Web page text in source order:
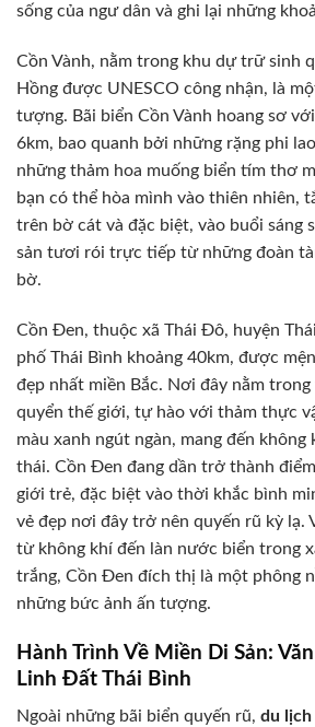
sống của ngư dân và ghi lại những
Cồn Vành, nằm trong khu dự trữ sinh
Hồng được UNESCO công nhận, là
tượng. Bãi biển Cồn Vành hoang sơ
6km, bao quanh bởi những rặng phi
những thảm hoa muống biển tím thơ
bạn có thể hòa mình vào thiên nhiên,
trên bờ cát và đặc biệt, vào buổi sáng
sản tươi rói trực tiếp từ những đoàn
bờ.
Cồn Đen, thuộc xã Thái Đô, huyện
phố Thái Bình khoảng 40km, được
đẹp nhất miền Bắc. Nơi đây nằm
quyển thế giới, tự hào với thảm thực
màu xanh ngút ngàn, mang đến
thái. Cồn Đen đang dần trở thành
giới trẻ, đặc biệt vào thời khắc bình
vẻ đẹp nơi đây trở nên quyến rũ kỳ lạ.
từ không khí đến làn nước biển trong
trắng, Cồn Đen đích thị là một phông
những bức ảnh ấn tượng.
Hành Trình Về Miền Di Sản:
Linh Đất Thái Bình
Ngoài những bãi biển quyến rũ, du lịch